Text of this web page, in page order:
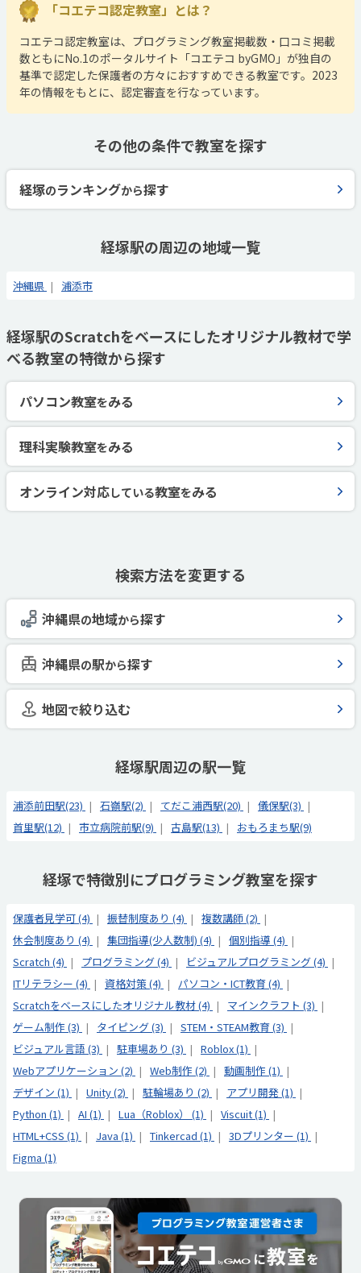
「コエテコ認定教室」とは？
コエテコ認定教室は、プログラミング教室掲載数・口コミ掲載
数ともにNo.1のポータルサイト「コエテコ byGMO」が独自の
基準で認定した保護者の方々におすすめできる教室です。2023
年の情報をもとに、認定審査を行なっています。
その他の条件で教室を探す
経塚のランキングから探す
経塚駅の周辺の地域一覧
沖縄県 浦添市
経塚駅のScratchをベースにしたオリジナル教材で学
べる教室の特徴から探す
パソコン教室をみる
理科実験教室をみる
オンライン対応している教室をみる
検索方法を変更する
沖縄県の地域から探す
沖縄県の駅から探す
地図で絞り込む
経塚駅周辺の駅一覧
浦添前田駅(23) 石嶺駅(2) てだこ浦西駅(20)
儀保駅(3)
首里駅(12)
市立病院前駅(9) 古島駅(13) おもろまち駅(9)
経塚で特徴別にプログラミング教室を探す
保護者見学可 (4) 振替制度あり (4)
複数講師 (2)
休会制度あり (4)
集団指導(少人数制) (4)
個別指導 (4)
Scratch (4)
プログラミング (4)
ビジュアルプログラミング (4)
ITリテラシー (4)
資格対策 (4)
パソコン・ICT教育 (4)
Scratchをベースにしたオリジナル教材 (4)
マインクラフト (3)
ゲーム制作 (3)
タイピング (3)
STEM・STEAM教育 (3)
ビジュアル言語 (3)
駐車場あり (3)
Roblox (1)
Webアプリケーション (2)
Web制作 (2)
動画制作 (1)
デザイン (1)
Unity (2) 駐輪場あり (2)
アプリ開発 (1)
Python (1)
AI (1) Lua（Roblox） (1)
Viscuit (1)
HTML+CSS (1)
Java (1) Tinkercad (1)
3Dプリンター (1)
Figma (1)